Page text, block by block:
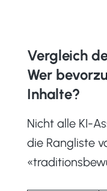
Vergleich
Wer
Inhalte?
Nicht alle KI-
die Rangliste